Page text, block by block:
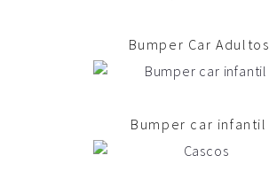
Bumper Car Adultos
Bumper car infantil